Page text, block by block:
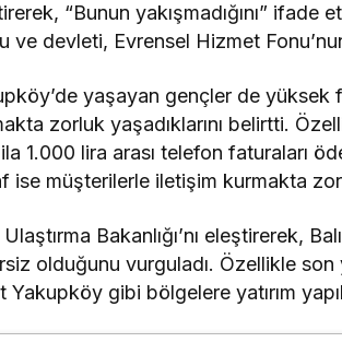
“Bunun yakışmadığını”
ve devleti, Evrensel Hizmet
yaşayan gençler de
zorluk yaşadıklarını belirtti.
1.000 lira arası telefon faturaları
ise müşterilerle iletişim kurmakta
Ulaştırma Bakanlığı’nı eleştirerek,
olduğunu vurguladı. Özellikle son
Yakupköy gibi bölgelere yatırım